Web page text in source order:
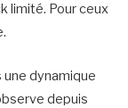
limité. Pour ceux
une dynamique
depuis